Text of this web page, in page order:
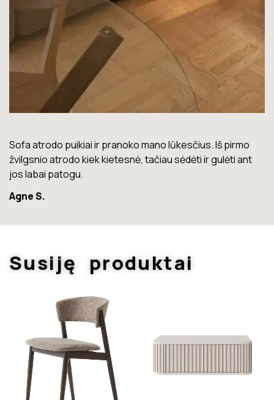
Lova labai gera. Šiuo metu neturiu jokių nusiskundimų.
Marius T.
Susiję produktai